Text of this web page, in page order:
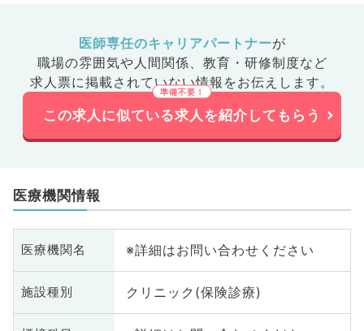
医師専任のキャリアパートナーが
職場の雰囲気や人間関係、 教育・研修制度など
求人票に掲載されていない情報をお伝えします。
この求人に似ている求人を紹介してもらう
医療機関情報
医療機関名 ※詳細はお問い合わせください
施設種別 クリニック(保険診療)